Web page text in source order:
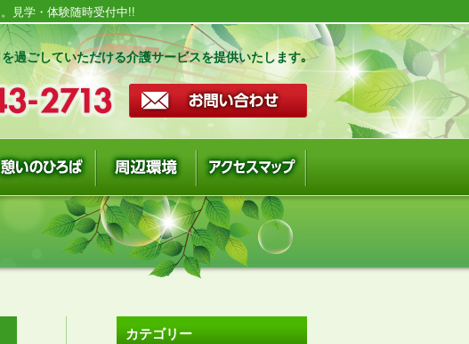
見学・体験随時受付中!!
過ごしていただける介護サービスを提供いたします｡
カテゴリー